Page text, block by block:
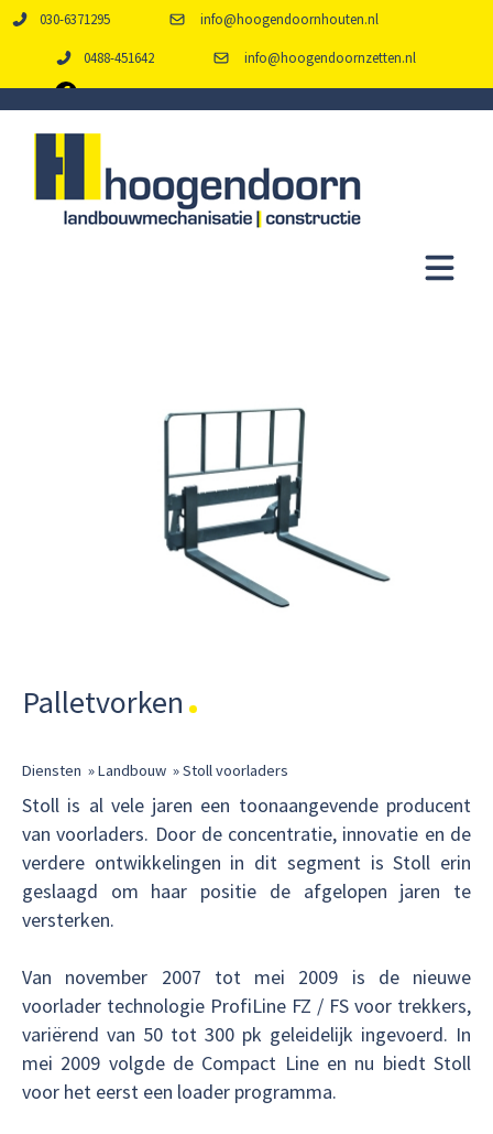
030-6371295 info@hoogendoornhouten.nl
0488-451642 info@hoogendoornzetten.nl
Palletvorken
Diensten »Landbouw »Stoll voorladers
Stoll is al vele jaren een toonaangevende producent
van voorladers. Door de concentratie, innovatie en de
verdere ontwikkelingen in dit segment is Stoll erin
geslaagd om haar positie de afgelopen jaren te
versterken.
Van november 2007 tot mei 2009 is de nieuwe
voorlader technologie ProfiLine FZ / FS voor trekkers,
variërend van 50 tot 300 pk geleidelijk ingevoerd. In
mei 2009 volgde de Compact Line en nu biedt Stoll
voor het eerst een loader programma.